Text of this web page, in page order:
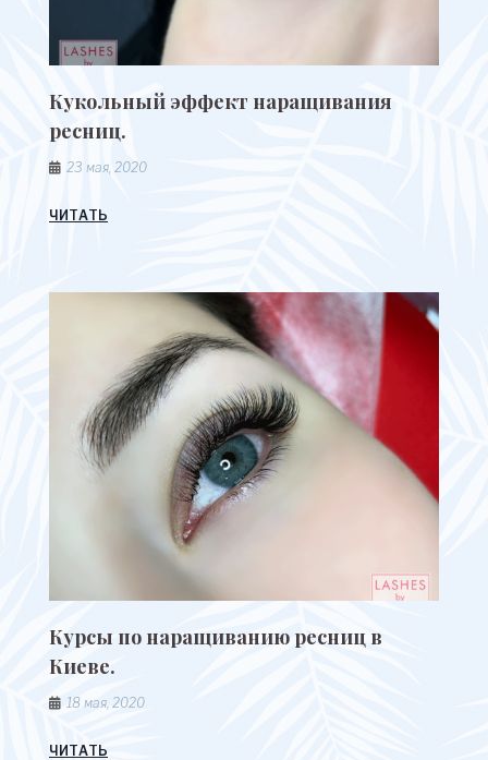
Кукольный эффект наращивания
ресниц.
23 мая, 2020
ЧИТАТЬ
Курсы по наращиванию ресниц в
Киеве.
18 мая, 2020
ЧИТАТЬ